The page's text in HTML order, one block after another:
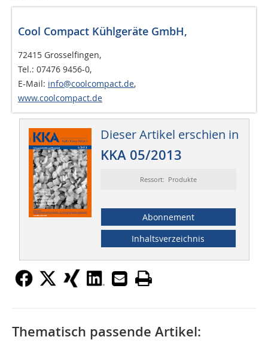
Cool Compact Kühlgeräte GmbH,
72415 Grosselfingen,
Tel.: 07476 9456-0,
E-Mail: info@coolcompact.de,
www.coolcompact.de
Dieser Artikel erschien in
KKA 05/2013
Ressort: Produkte
Abonnement
Inhaltsverzeichnis
Thematisch passende Artikel: